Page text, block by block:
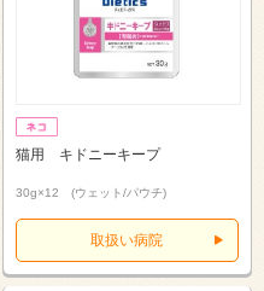
猫用 キドニーキープ
30g×12 (ウェット/パウチ)
取扱い病院